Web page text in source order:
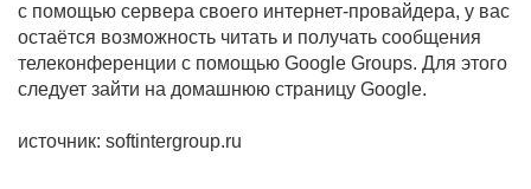
с помощью сервера своего интернет-провайдера, у вас
остаётся возможность читать и получать сообщения
телеконференции с помощью Google Groups. Для этого
следует зайти на домашнюю страницу Google.
источник: softintergroup.ru